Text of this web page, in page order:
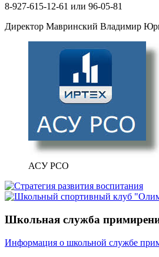
8-927-615-12-61 или 96-05-81
Директор Мавринский Владимир
АСУ РСО
Школьная служба
Информация о школьной службе